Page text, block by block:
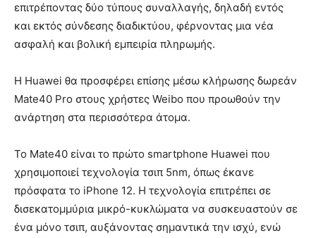
επιτρέποντας δύο τύπους συναλλαγής, δηλαδή εντός
και εκτός σύνδεσης διαδικτύου, φέρνοντας μια νέα
ασφαλή και βολική εμπειρία πληρωμής.
Η Huawei θα προσφέρει επίσης μέσω κλήρωσης δωρεάν
Mate40 Pro στους χρήστες Weibo που προωθούν την
ανάρτηση στα περισσότερα άτομα.
Το Mate40 είναι το πρώτο smartphone Huawei που
χρησιμοποιεί τεχνολογία τσιπ 5nm, όπως έκανε
πρόσφατα το iPhone 12. Η τεχνολογία επιτρέπει σε
δισεκατομμύρια μικρό-κυκλώματα να συσκευαστούν σε
ένα μόνο τσιπ, αυξάνοντας σημαντικά την ισχύ, ενώ